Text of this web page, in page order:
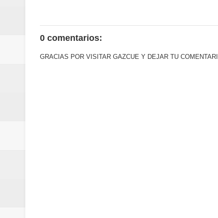
Banreservas obtiene siete
0 comentarios:
GRACIAS POR VISITAR GAZCUE Y DEJAR TU